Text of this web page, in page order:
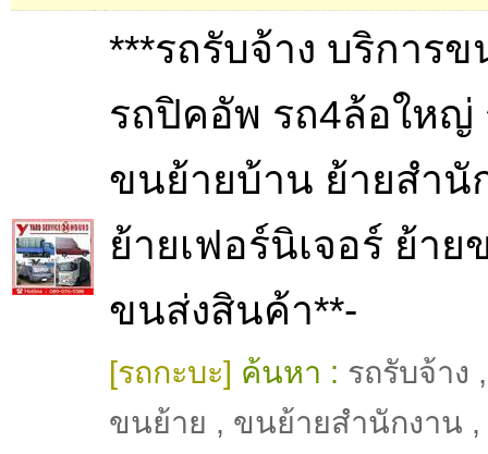
***รถรับจ้าง บริการข
รถปิคอัพ รถ4ล้อใหญ่
ขนย้ายบ้าน ย้ายสำนั
ย้ายเฟอร์นิเจอร์ ย้าย
ขนส่งสินค้า**-
[รถกะบะ] ค้นหา : รถรับจ้าง
ขนย้าย , ขนย้ายสำนักงาน ,